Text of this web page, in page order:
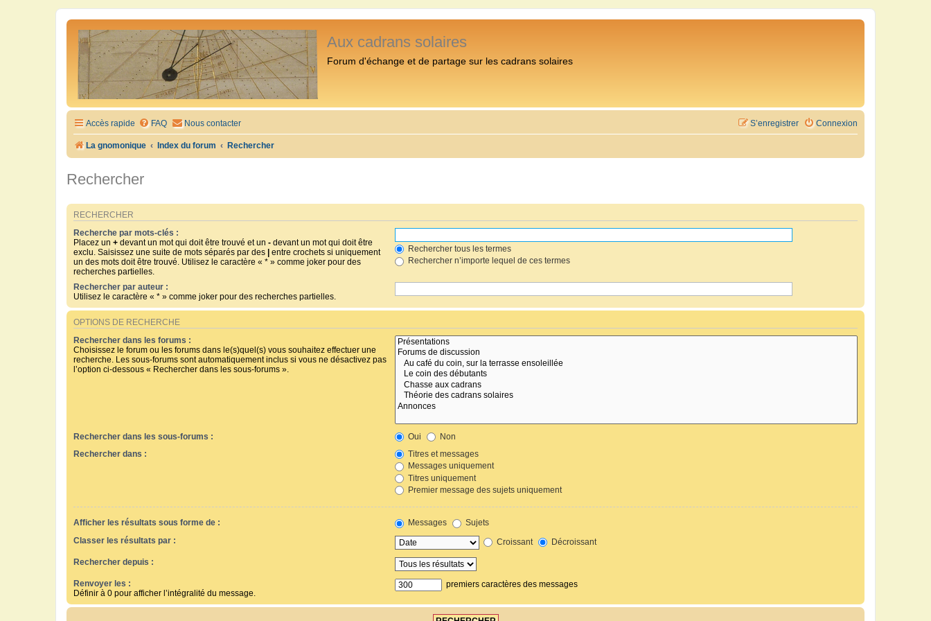
Aux cadrans solaires
Forum d'échange et de partage sur les cadrans solaires
Accès rapide FAQ Nous contacter Connexion
S’enregistrer
La gnomonique Index du forum Rechercher
Rechercher
RECHERCHER
Recherche par mots-clés :
Placez un + devant un mot qui doit être trouvé et un - devant un mot qui doit être
exclu. Saisissez une suite de mots séparés par des
entre crochets si uniquement
un des mots doit être trouvé. Utilisez le caractère « * » comme joker pour des
recherches partielles.
Rechercher tous les termes
Rechercher n’importe lequel de ces termes
Rechercher par auteur :
Utilisez le caractère « * » comme joker pour des recherches partielles.
OPTIONS DE RECHERCHE
Rechercher dans les forums :
Choisissez le forum ou les forums dans le(s)quel(s) vous souhaitez effectuer une
recherche. Les sous-forums sont automatiquement inclus si vous ne désactivez pas
l’option ci-dessous « Rechercher dans les sous-forums ».
Rechercher dans les sous-forums : Oui
Non
Rechercher dans :
Titres et messages
Messages uniquement
Titres uniquement
Premier message des sujets uniquement
Afficher les résultats sous forme de : Messages
Sujets
Classer les résultats par :
Croissant Décroissant
Rechercher depuis :
Renvoyer les :
Définir à 0 pour afficher l’intégralité du message.
premiers caractères des messages